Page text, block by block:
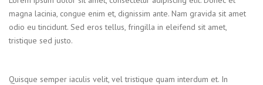
magna lacinia, congue enim et, dignissim ante. Nam gravida sit amet
odio eu tincidunt. Sed eros tellus, fringilla in eleifend sit amet,
tristique sed justo.
Quisque semper iaculis velit, vel tristique quam interdum et. In